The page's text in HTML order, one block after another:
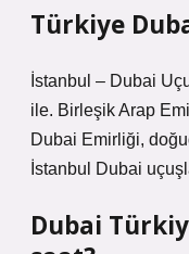
Türkiye
İstanbul – Dubai
ile. Birleşik Arap
Dubai Emirliği,
İstanbul Dubai
Dubai